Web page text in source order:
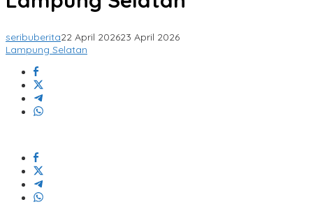
seribuberita22 April 202623 April 2026
Lampung Selatan